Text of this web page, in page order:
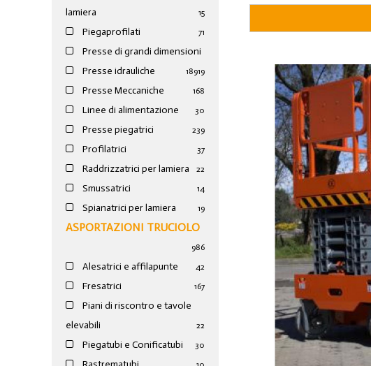
lamiera
15
Piegaprofilati 71
Presse di grandi dimensioni
19
Presse idrauliche 189
Presse Meccaniche 168
Linee di alimentazione 30
Presse piegatrici 239
Profilatrici 37
Raddrizzatrici per lamiera 22
Smussatrici 14
Spianatrici per lamiera 19
ASPORTAZIONI TRUCIOLO
986
Alesatrici e affilapunte 42
Fresatrici 167
Piani di riscontro e tavole
elevabili
22
Piegatubi e Conificatubi 30